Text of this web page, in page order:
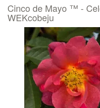
Cinco de Mayo ™ -
WEKcobeju